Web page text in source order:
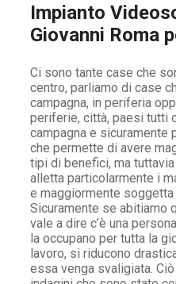
Impianto
Giovanni Roma
Ci sono tante case che
centro, parliamo di case
campagna, in periferia
periferie, città, paesi tutti
campagna e sicuramente
che permette di avere
tipi di benefici, ma
alletta particolarmente i
e maggiormente soggetta
Sicuramente se abitiamo
vale a dire c’è una
la occupano per tutta la
lavoro, si riducono
essa venga svaligiata.